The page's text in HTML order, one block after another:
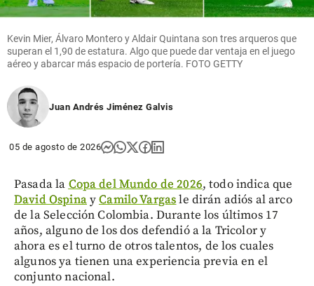
Kevin Mier, Álvaro Montero y Aldair Quintana son tres arqueros que
superan el 1,90 de estatura. Algo que puede dar ventaja en el juego
aéreo y abarcar más espacio de portería. FOTO GETTY
Juan Andrés Jiménez Galvis
05 de agosto de 2026
Pasada la Copa del Mundo de 2026, todo indica que
David OspinayCamilo Vargasle dirán adiós al arco
de la Selección Colombia. Durante los últimos 17
años, alguno de los dos defendió a la Tricolor y
ahora es el turno de otros talentos, de los cuales
algunos ya tienen una experiencia previa en el
conjunto nacional.